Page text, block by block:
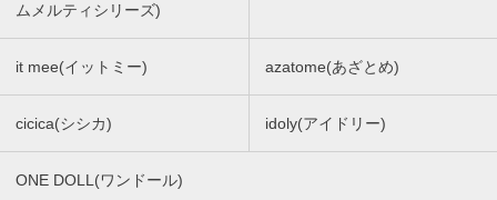
ムメルティシリーズ)
it mee(イットミー) azatome(あざとめ)
cicica(シシカ) idoly(アイドリー)
ONE DOLL(ワンドール)